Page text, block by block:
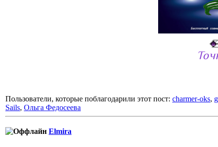
Пользователи, которые поблагодарили этот пост: charmer-oks,
Sails, Ольга Федосеева
Elmira